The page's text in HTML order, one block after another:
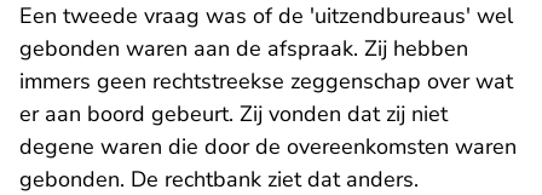
Een tweede vraag was of de 'uitzendbureaus' wel
gebonden waren aan de afspraak. Zij hebben
immers geen rechtstreekse zeggenschap over wat
er aan boord gebeurt. Zij vonden dat zij niet
degene waren die door de overeenkomsten waren
gebonden. De rechtbank ziet dat anders.